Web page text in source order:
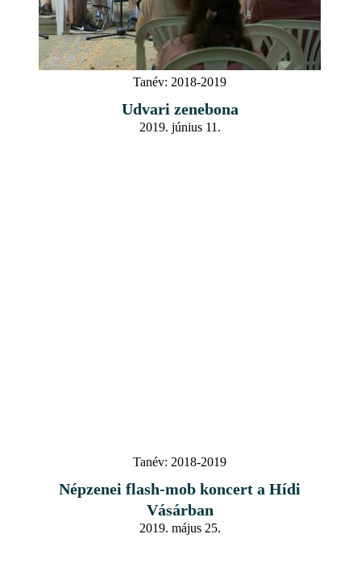
Tanév: 2018-2019
Udvari zenebona
2019. június 11.
Tanév: 2018-2019
Népzenei flash-mob koncert a Hídi
Vásárban
2019. május 25.